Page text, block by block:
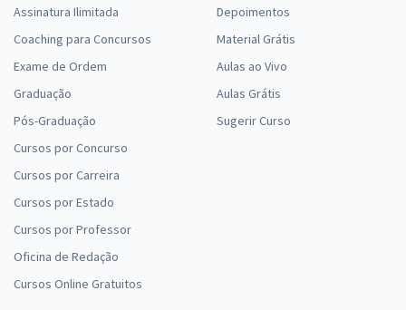
Assinatura Ilimitada
Coaching para Concursos
Exame de Ordem
Graduação
Pós-Graduação
Cursos por Concurso
Cursos por Carreira
Cursos por Estado
Cursos por Professor
Oficina de Redação
Cursos Online Gratuitos
Depoimentos
Material Grátis
Aulas ao Vivo
Aulas Grátis
Sugerir Curso